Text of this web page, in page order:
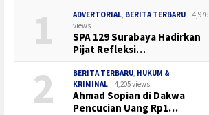
1 ADVERTORIAL BERITA TERBARU
4,976
views
SPA 129 Surabaya Hadirkan
Pijat Refleksi…
2 BERITA TERBARU HUKUM &
KRIMINAL
4,205 views
Ahmad Sopian di Dakwa
Pencucian Uang Rp1…